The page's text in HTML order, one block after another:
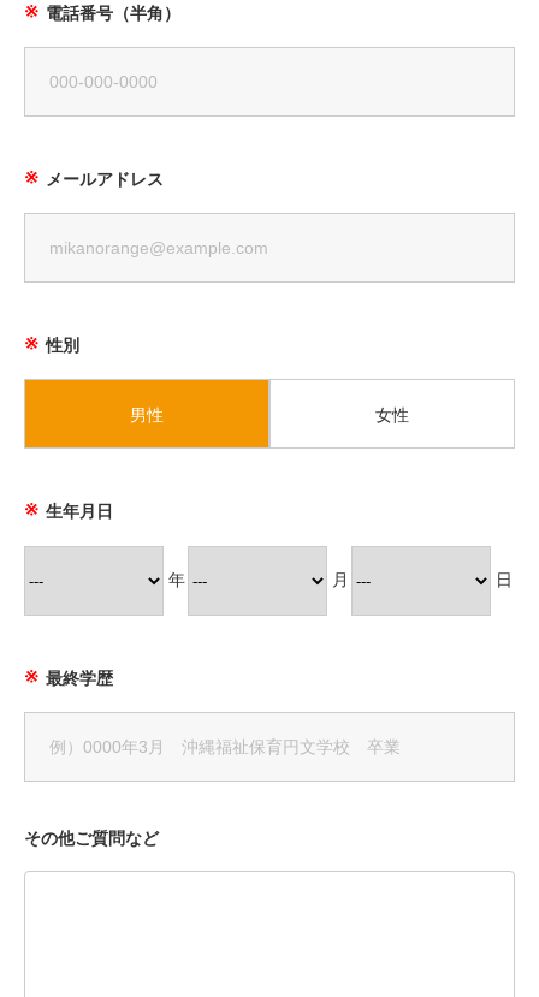
電話番号（半角）
メールアドレス
性別
男性 女性
生年月日
年 月 日
最終学歴
その他ご質問など